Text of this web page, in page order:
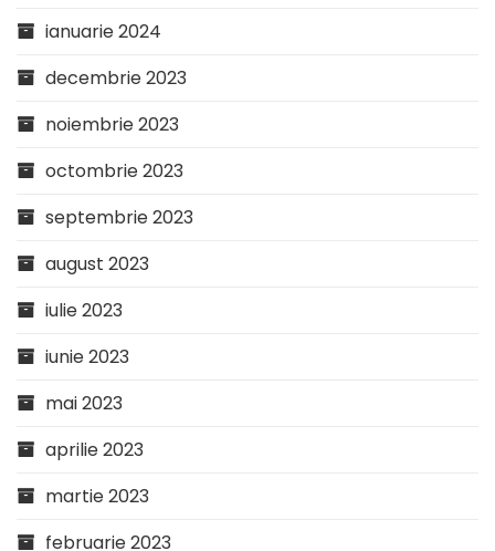
ianuarie 2024
decembrie 2023
noiembrie 2023
octombrie 2023
septembrie 2023
august 2023
iulie 2023
iunie 2023
mai 2023
aprilie 2023
martie 2023
februarie 2023